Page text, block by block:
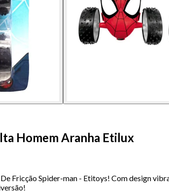
Homem Aranha Etilux
Fricção Spider-man - Etitoys! Com design